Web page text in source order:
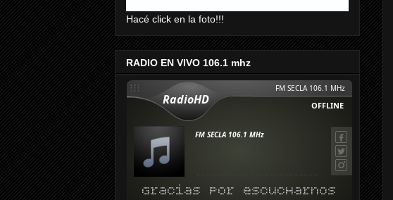
Hacé click en la foto!!!
RADIO EN VIVO 106.1 mhz